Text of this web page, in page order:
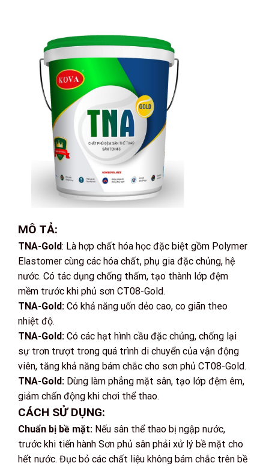
MÔ TẢ:
TNA-Gold: Là hợp chất hóa học đặc biệt gồm Polymer
Elastomer cùng các hóa chất, phụ gia đặc chủng, hệ
nước. Có tác dụng chống thấm, tạo thành lớp đệm
mềm trước khi phủ sơn CT08-Gold.
TNA-Gold: Có khả năng uốn dẻo cao, co giãn theo
nhiệt độ.
TNA-Gold: Có các hạt hình cầu đặc chủng, chống lại
sự trơn trượt trong quá trình di chuyển của vận động
viên, tăng khả năng bám chắc cho sơn phủ CT08-Gold.
TNA-Gold: Dùng làm phẳng mặt sân, tạo lớp đệm êm,
giảm chấn động khi chơi thể thao.
CÁCH SỬ DỤNG:
Chuẩn bị bề mặt: Nếu sân thể thao bị ngập nước,
trước khi tiến hành Sơn phủ sân phải xử lý bề mặt cho
hết nước. Đục bỏ các chất liệu không bám chắc trên bề